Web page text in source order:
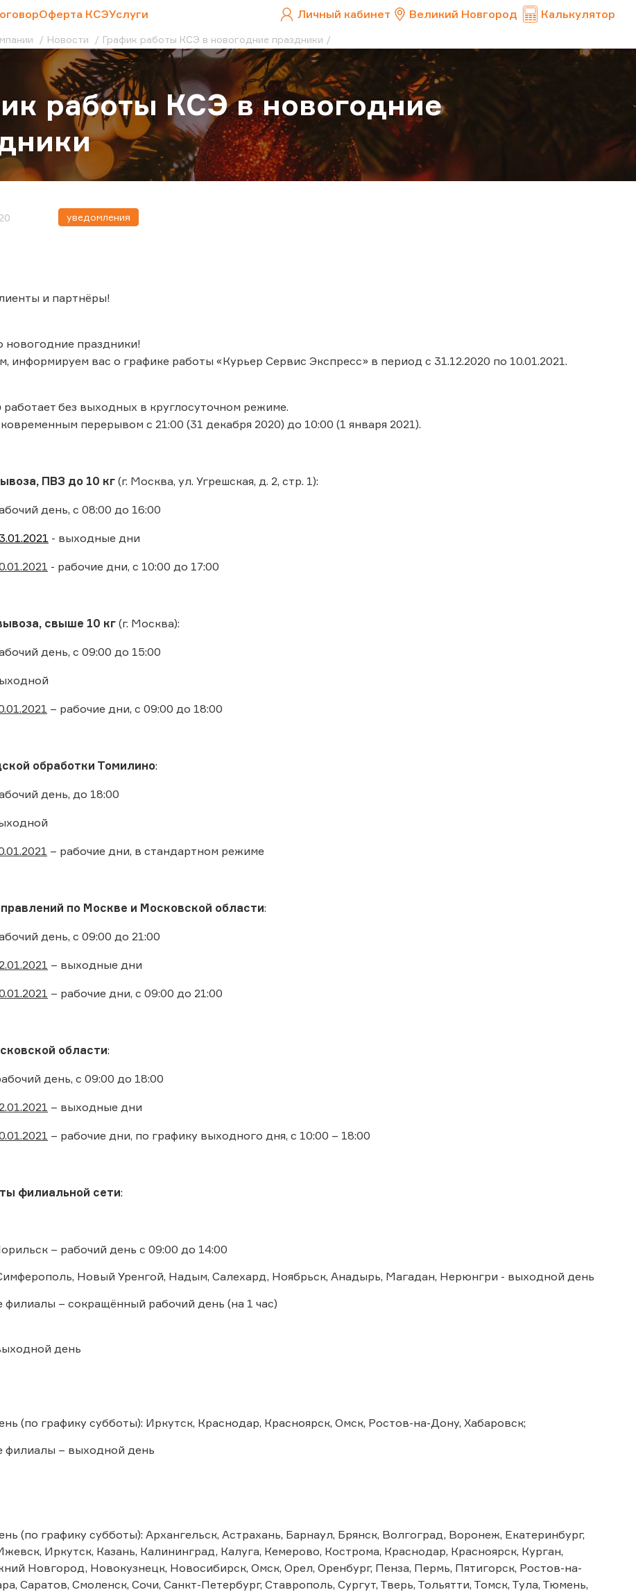
Оферта КСЭУслуги Личный кабинет Великий Новгород Калькулятор
Новости График работы КСЭ в новогодние праздники
работы КСЭ в новогодние
уведомления
и партнёры!
новогодние праздники!
информируем вас о графике работы «Курьер Сервис Экспресс» в период с 31.12.2020 по 10.01.2021.
работает без выходных в круглосуточном режиме.
перерывом с 21:00 (31 декабря 2020) до 10:00 (1 января 2021).
ПВЗ до 10 кг (г. Москва, ул. Угрешская, д. 2, стр. 1):
день, с 08:00 до 16:00
- выходные дни
- рабочие дни, с 10:00 до 17:00
свыше 10 кг (г. Москва):
день, с 09:00 до 15:00
– рабочие дни, с 09:00 до 18:00
обработки Томилино:
день, до 18:00
– рабочие дни, в стандартном режиме
по Москве и Московской области:
день, с 09:00 до 21:00
– выходные дни
– рабочие дни, с 09:00 до 21:00
области:
день, с 09:00 до 18:00
– выходные дни
– рабочие дни, по графику выходного дня, с 10:00 – 18:00
филиальной сети:
– рабочий день с 09:00 до 14:00
Новый Уренгой, Надым, Салехард, Ноябрьск, Анадырь, Магадан, Нерюнгри - выходной день
филиалы – сокращённый рабочий день (на 1 час)
день
(по графику субботы): Иркутск, Краснодар, Красноярск, Омск, Ростов-на-Дону, Хабаровск;
филиалы – выходной день
(по графику субботы): Архангельск, Астрахань, Барнаул, Брянск, Волгоград, Воронеж, Екатеринбург,
Иркутск, Казань, Калининград, Калуга, Кемерово, Кострома, Краснодар, Красноярск, Курган,
Новгород, Новокузнецк, Новосибирск, Омск, Орел, Оренбург, Пенза, Пермь, Пятигорск, Ростов-на-
Саратов, Смоленск, Сочи, Санкт-Петербург, Ставрополь, Сургут, Тверь, Тольятти, Томск, Тула, Тюмень,